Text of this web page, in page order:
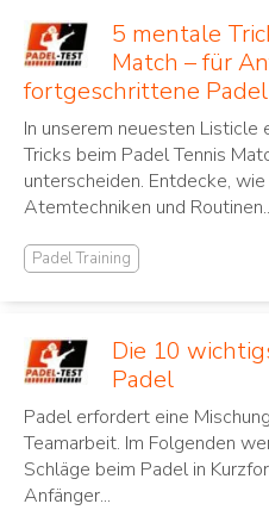
5 mentale
Match – für
fortgeschrittene
In unserem neuesten Listicle
Tricks beim Padel Tennis
unterscheiden. Entdecke,
Atemtechniken und
Padel Training
Die 10
Padel
Padel erfordert eine
Teamarbeit. Im Folgenden
Schläge beim Padel in
Anfänger...